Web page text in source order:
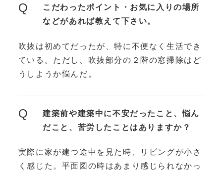
Q
こだわったポイント・お気に入りの場所
などがあれば教えて下さい。
吹抜は初めてだったが、特に不便なく生活でき
ている。ただし、吹抜部分の２階の窓掃除はど
うしようか悩んだ。
Q
建築前や建築中に不安だったこと、悩ん
だこと、苦労したことはありますか？
実際に家が建つ途中を見た時、リビングが小さ
く感じた。平面図の時はあまり感じられなかっ